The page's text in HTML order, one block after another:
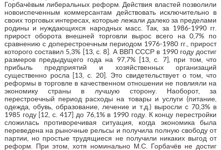
Горбачёвым либеральных реформ. Действия властей позволили
новоиспеченным коммерсантам действовать исключительно в
своих торговых интересах, которые лежали далеко за пределами
родины и нуждающихся народных масс. Так, за 1986-1990 гг.
прирост оборота внешней торговли вырос всего на 0,7% по
сравнению с доперестроечным периодом 1976-1980 гг., прирост
которого составил 5,3% [13, с. 8]. А ВВП СССР в 1990 году достиг
размеров предыдущего года на 97,7% [13, с. 7], при том, что
прибыль предприятий и хозяйственных организаций
существенно росла [13, с. 20]. Это свидетельствует о том, что
реформы в торговле в качественном отношении не повлияли на
экономику страны в лучшую сторону. Наоборот, за
перестроечный период расходы на товары и услуги (питание,
одежда, обувь, образование, лечение и т.д.) выросли с 70,3% в
1985 году [12, с. 417] до 76,1% в 1990 году. К концу перестройки
сложилась противоречивая ситуация, когда экономика была
переведена на рыночные рельсы и получила полную свободу от
партии, но простые трудящиеся не получили никаких выгод от
реформ. При этом, хотя номинально М.С. Горбачёв не достиг